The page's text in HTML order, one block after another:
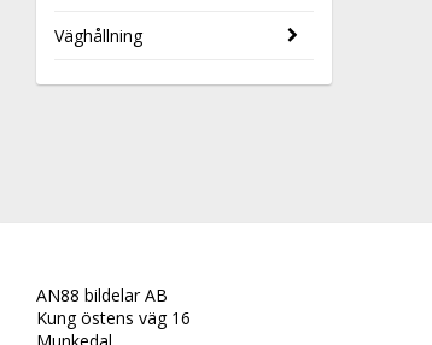
Väghållning
AN88 bildelar AB
Kung östens väg 16